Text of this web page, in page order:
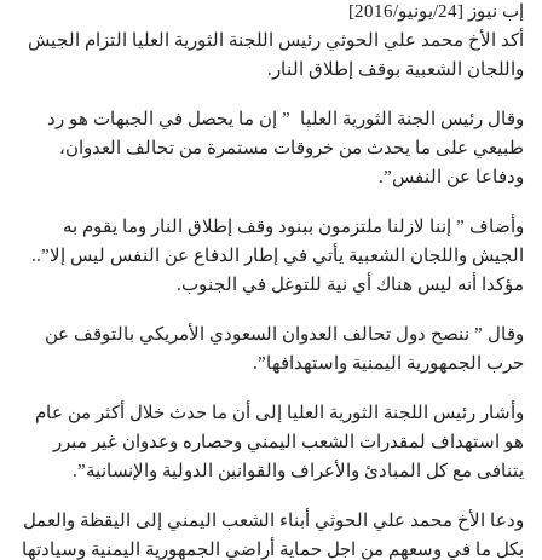
إب نيوز [24/يونيو/2016]
أكد الأخ محمد علي الحوثي رئيس اللجنة الثورية العليا التزام الجيش
واللجان الشعبية بوقف إطلاق النار.
وقال رئيس الجنة الثورية العليا ” إن ما يحصل في الجبهات هو رد
طبيعي على ما يحدث من خروقات مستمرة من تحالف العدوان،
ودفاعا عن النفس”.
وأضاف ” إننا لازلنا ملتزمون ببنود وقف إطلاق النار وما يقوم به
الجيش واللجان الشعبية يأتي في إطار الدفاع عن النفس ليس إلا”..
مؤكدا أنه ليس هناك أي نية للتوغل في الجنوب.
وقال ” ننصح دول تحالف العدوان السعودي الأمريكي بالتوقف عن
حرب الجمهورية اليمنية واستهدافها”.
وأشار رئيس اللجنة الثورية العليا إلى أن ما حدث خلال أكثر من عام
هو استهداف لمقدرات الشعب اليمني وحصاره وعدوان غير مبرر
يتنافى مع كل المبادئ والأعراف والقوانين الدولية والإنسانية”.
ودعا الأخ محمد علي الحوثي أبناء الشعب اليمني إلى اليقظة والعمل
بكل ما في وسعهم من اجل حماية أراضي الجمهورية اليمنية وسيادتها